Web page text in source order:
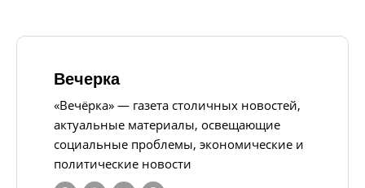
Вечерка
«Вечёрка» — газета столичных новостей,
актуальные материалы, освещающие
социальные проблемы, экономические и
политические новости